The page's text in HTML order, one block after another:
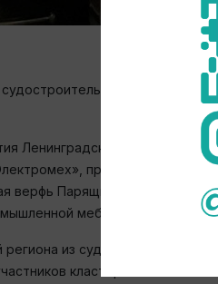
кластер, в
Ленинградской области как
предприятие по
верфь Парящие машины»,
мебели
из судостроительной
кластера позволят